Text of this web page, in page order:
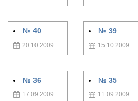
№ 40
20.10.2009
№ 39
15.10.2009
№ 36
17.09.2009
№ 35
11.09.2009